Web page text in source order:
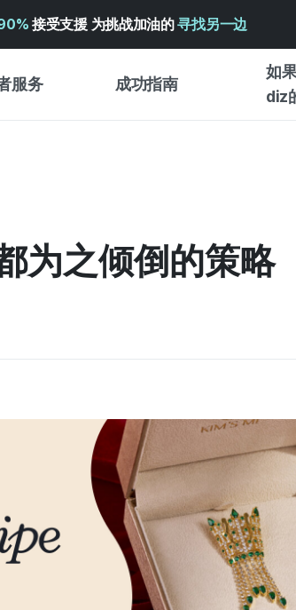
接受支援 为挑战加油的寻找另一边
服务 成功指南
如
diz
励 ↗︎
成功项目故事
创作型
商务型
为之倾倒的策略